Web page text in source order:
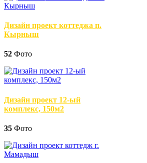
Дизайн проект коттеджа п.
Кырныш
52 Фото
Дизайн проект 12-ый
комплекс, 150м2
35 Фото